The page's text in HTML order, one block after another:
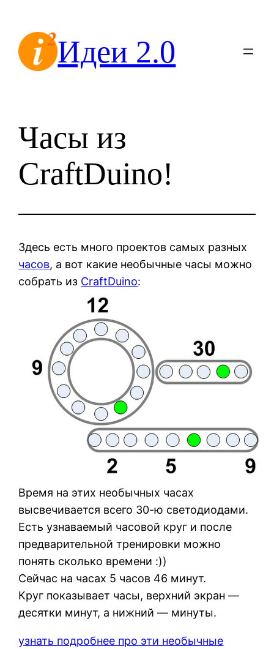
содержимомуИдеи 2.0
Часы из
CraftDuino!
Здесь есть много проектов самых разных
часов, а вот какие необычные часы можно
собрать из CraftDuino:
Время на этих необычных часах
высвечивается всего 30-ю светодиодами.
Есть узнаваемый часовой круг и после
предварительной тренировки можно
понять сколько времени :))
Сейчас на часах 5 часов 46 минут.
Круг показывает часы, верхний экран —
десятки минут, а нижний — минуты.
узнать подробнее про эти необычные